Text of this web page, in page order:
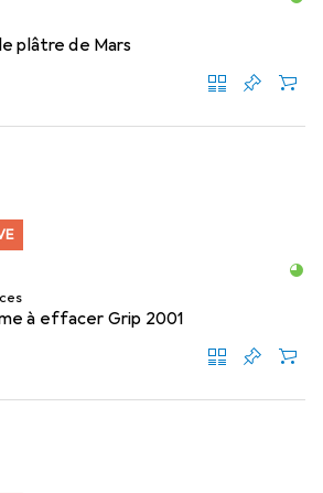
plâtre de Mars
à effacer Grip 2001